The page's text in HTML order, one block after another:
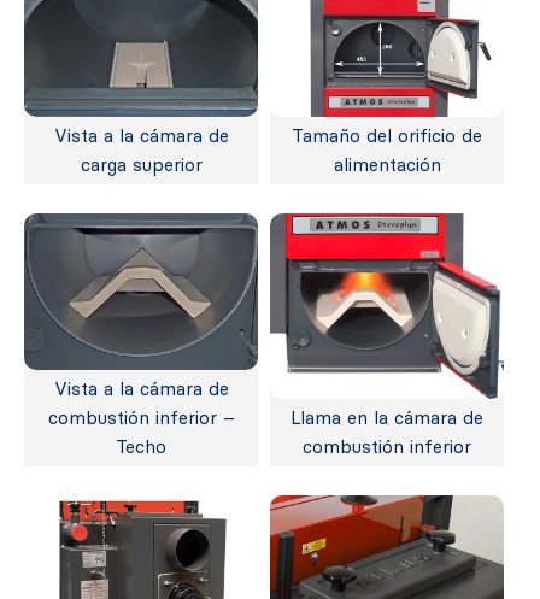
Vista a la cámara de
carga superior
Tamaño del orificio de
alimentación
Vista a la cámara de
combustión inferior –
Techo
Llama en la cámara de
combustión inferior